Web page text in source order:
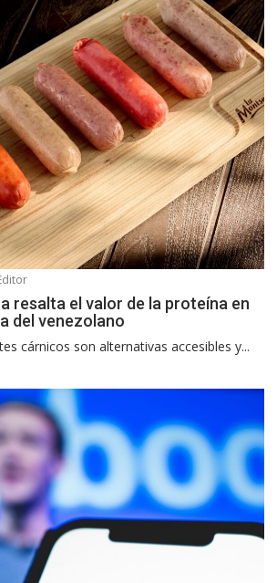
resalta el valor de la proteína en
del venezolano
cárnicos son alternativas accesibles y...